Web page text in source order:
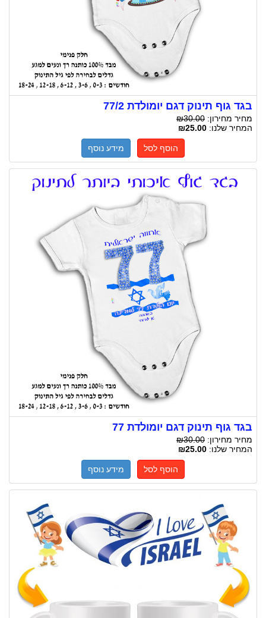
בגד גוף תינוק דגם יומולדת 77/2
מחיר מחירון: ₪30.00
המחיר שלנו: ₪25.00
הוסף לסל מידע נוסף
בגד גוף תינוק דגם יומולדת 77
מחיר מחירון: ₪30.00
המחיר שלנו: ₪25.00
הוסף לסל מידע נוסף